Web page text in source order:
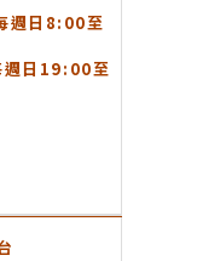
週日8:00至
週日19:00至